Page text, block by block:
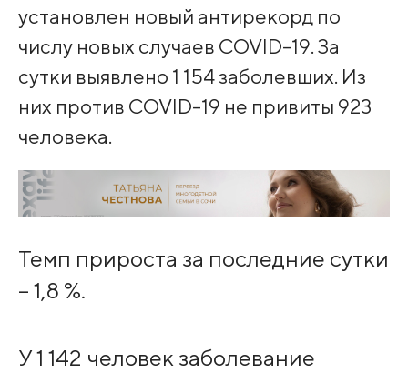
установлен новый антирекорд по
числу новых случаев COVID-19. За
сутки выявлено 1 154 заболевших. Из
них против COVID-19 не привиты 923
человека.
Темп прироста за последние сутки
– 1,8 %.
У 1 142 человек заболевание